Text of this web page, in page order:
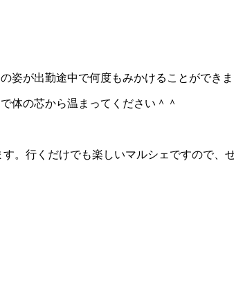
姿が出勤途中で何度もみかけることができま
体の芯から温まってください＾＾
。行くだけでも楽しいマルシェですので、